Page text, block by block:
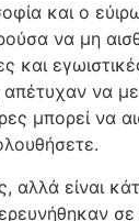
και ο
να μη
και
απέτυχαν να
μπορεί να
αλλά είναι
σε